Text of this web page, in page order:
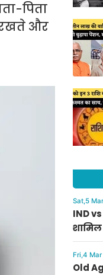
पिता
रखते और
Sat,5
IND
शामिल
बने
Fri,4
Old